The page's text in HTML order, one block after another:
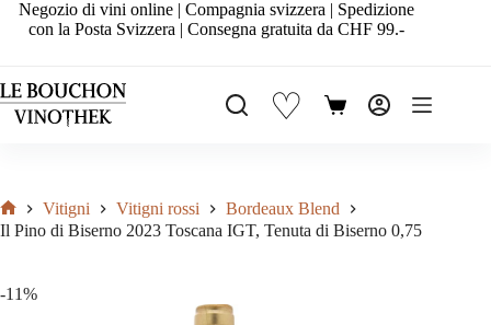
SaltaNegozio di vini online | Compagnia svizzera | Spedizione
con la Posta Svizzera | Consegna gratuita da CHF 99.-
♡ Carrello
Home
Vitigni Vitigni rossi
Bordeaux Blend
Il Pino di Biserno 2023 Toscana IGT, Tenuta di Biserno 0,75
-11%